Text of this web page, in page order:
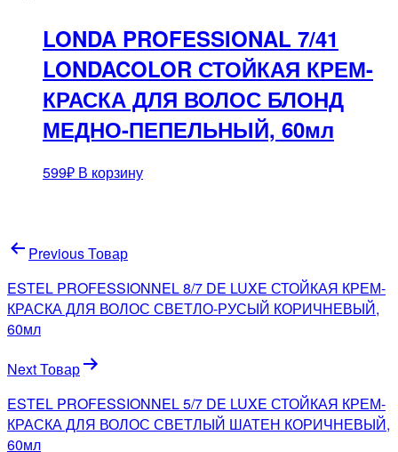
LONDA PROFESSIONAL 7/41
LONDACOLOR СТОЙКАЯ КРЕМ-
КРАСКА ДЛЯ ВОЛОС БЛОНД
МЕДНО-ПЕПЕЛЬНЫЙ, 60мл
599₽ В корзину
Навигация
по
записям
Previous Товар
ESTEL PROFESSIONNEL 8/7 DE LUXE СТОЙКАЯ КРЕМ-
КРАСКА ДЛЯ ВОЛОС СВЕТЛО-РУСЫЙ КОРИЧНЕВЫЙ,
60мл
Next Товар
ESTEL PROFESSIONNEL 5/7 DE LUXE СТОЙКАЯ КРЕМ-
КРАСКА ДЛЯ ВОЛОС СВЕТЛЫЙ ШАТЕН КОРИЧНЕВЫЙ,
60мл